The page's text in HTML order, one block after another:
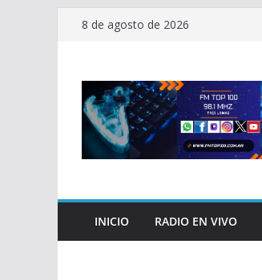
Saltar8 de agosto de 2026
INICIO RADIO EN VIVO